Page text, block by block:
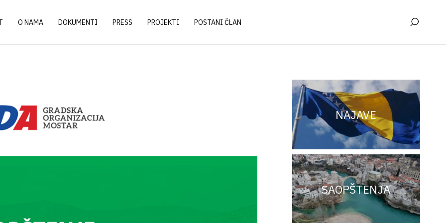
O NAMA DOKUMENTI PRESS PROJEKTI POSTANI ČLAN
NAJAVE
SAOPŠTENJA